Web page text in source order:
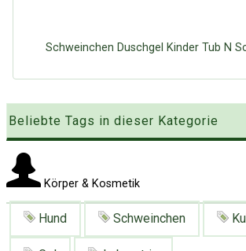
Schweinchen Duschgel Kinder Tub N
Beliebte Tags in dieser Kategorie
Körper & Kosmetik
Hund Schweinchen